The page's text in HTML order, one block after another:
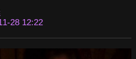
28 12:22